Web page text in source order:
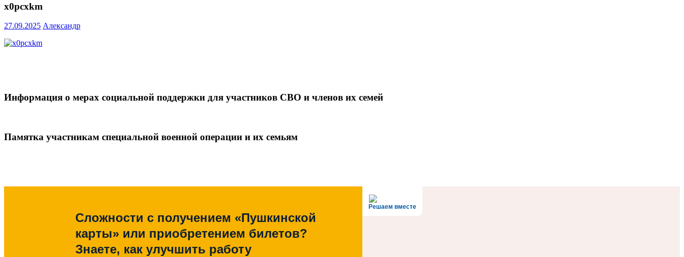
x0pcxkm
27.09.2025 Александр
Информация о мерах социальной поддержки для участников СВО и членов их семей
Памятка участникам специальной военной операции и их семьям
Решаем вместе
Сложности с получением «Пушкинской
карты» или приобретением билетов?
Знаете, как улучшить работу